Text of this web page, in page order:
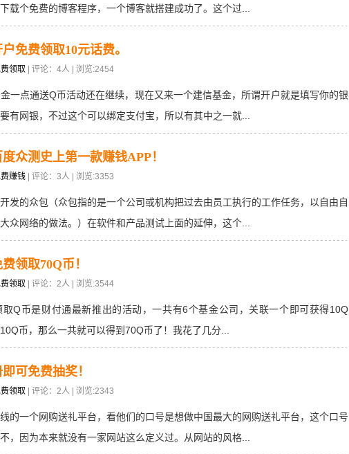
载个免费的博客程序，一个博客就搭建成功了。这个过...
免费领取10元话费。
领取 | 评论：4人 | 浏览:2454
金一点通送Q币活动还在继续，现在又来一个建信基金，所谓开户就是填写你的银
有网银，不过这个可以绑定支付宝，所以有其中之一就...
众测史上第一款赚钱APP！
赚钱 | 评论：3人 | 浏览:3353
发的众包（众包指的是一个公司或机构把过去由员工执行的工作任务，以自由自
众网络的做法。）在软件和产品测试上面的延伸，这个...
领取70Q币！
领取 | 评论：2人 | 浏览:3544
Q币是财付通最新推出的活动，一共有6个基金公司，关联一个即可获得10Q
币，那么一共就可以得到70Q币了！我花了几分...
可免费抽奖！
领取 | 评论：2人 | 浏览:2343
的一个网购送礼平台，看他们的口号是想做中国最大的网购送礼平台，这个口号
，因为本来就没有一家网站这么定义过。从网站的风格...